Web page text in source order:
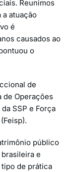
Reunimos
atuação
é
causados ao
o
de
de Operações
SSP e Força
público
e
de prática